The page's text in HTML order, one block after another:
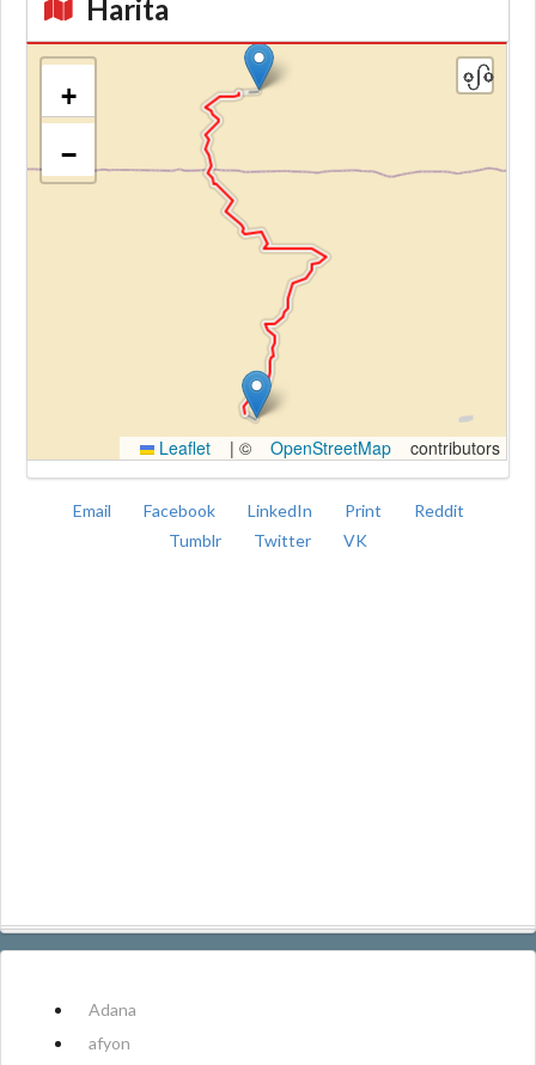
Harita
+
−
Leaflet | © OpenStreetMap contributors
Email Facebook LinkedIn Print
Reddit
Tumblr
Twitter VK
Adana
afyon